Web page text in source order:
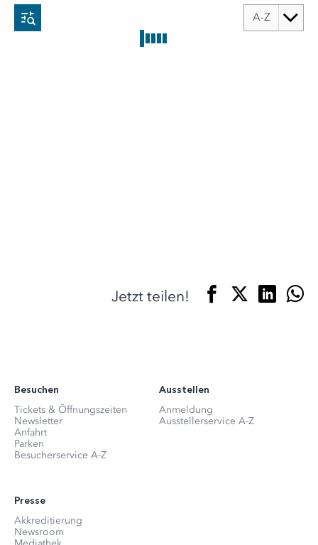
Jetzt teilen!
Besuchen
Tickets & Öffnungszeiten
Newsletter
Anfahrt
Parken
Besucherservice A-Z
Ausstellen
Anmeldung
Ausstellerservice A-Z
Presse
Akkreditierung
Newsroom